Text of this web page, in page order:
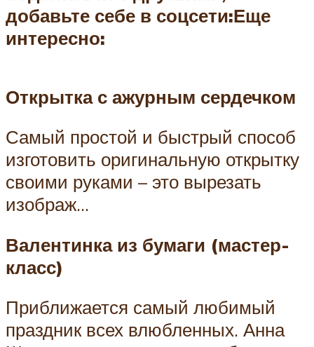
добавьте себе в соцсети:Еще
интересно:
Открытка с ажурным сердечком
Самый простой и быстрый способ
изготовить оригинальную открытку
своими руками – это вырезать
изображ…
Валентинка из бумаги (мастер-
класс)
Приближается самый любимый
праздник всех влюбленных. Анна